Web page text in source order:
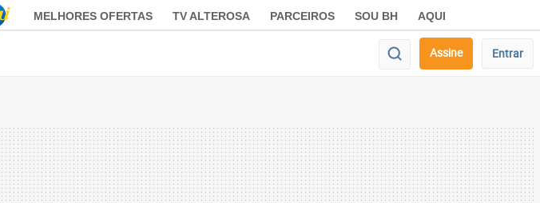
MELHORES OFERTAS TV ALTEROSA PARCEIROS SOU BH AQUI
Assine Entrar